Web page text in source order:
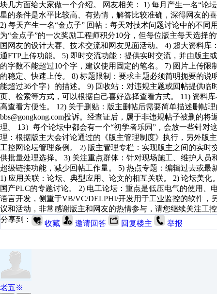
块几方面给大家做一个介绍。 网友相关： 1) 每月产生一名“论
星的条件是水平比较高、有热情，解答比较准确，深得网友的
2) 每天产生一名“金点子” 回帖：每天对技术问题讨论中的不
为“金点子”的一次奖励工程师积分10分，但每位版主每天选择
国网友的设计大赛、技术交流和网友见面活动。 4) 超大资料
通FTP上传功能。 5) 即时交流功能：提供实时交流，并由版主
的字数不能超过10个字，建议使用固定的笔名。 7) 图片上传
的稳定、快速上传。 8) 标题限制：要求主题必须简明扼要的
能超过36个字）的描述。 9) 回收站：对违规主题或回帖提供
页、检索等方式，可以根据自己喜好选择查看方式。 11) 资料
高查看方便性。 12) 关于删贴：版主删帖后需要简单描述删帖
bbs@gongkong.com投诉。经查证后，属于非违规帖子被删的
理。 13）每个论坛中都会有一个“初学者乐园”，会放一些针
理：根据版主大会讨论通过的《版主管理制度》执行，另外版
工控网论坛管理条例。 2) 版主管理专栏：实现版主之间的实
供批量处理选择。 3) 关注重点群体：针对现场施工、维护人
超级链接功能，减少回帖工作量。 5) 热点专题：编辑过去或
1) 应用关联：论坛、典型应用、论文的相互关联。 2) 论坛美
国产PLC的专题讨论。 2) 电工论坛：重点是低压电气的使用
语言开发，侧重于VB/VC/DELPHI/开发用于工业监控的软件
议和活动，非常感谢版主和网友的热情参与，请您继续关注工
分享到：
收藏 邀请回答 回复楼主 举报
老五※